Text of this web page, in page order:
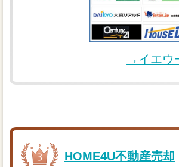
→イエウ
HOME4U不動産売却